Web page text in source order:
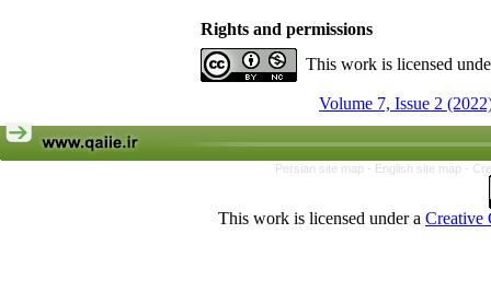
Rights and permissions
This work is licensed
Volume 7, Issue 2
Persian site map - English site map -
This work is licensed under a Creative